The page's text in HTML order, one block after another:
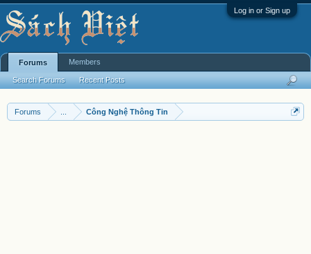
Log in or Sign up
Forums Công Nghệ Thông Tin
Forums
Search Forums Recent Posts
Members